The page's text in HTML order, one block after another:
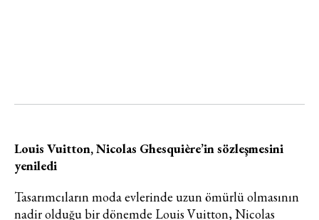
Louis Vuitton, Nicolas Ghesquière’in sözleşmesini
yeniledi
Tasarımcıların moda evlerinde uzun ömürlü olmasının
nadir olduğu bir dönemde Louis Vuitton, Nicolas